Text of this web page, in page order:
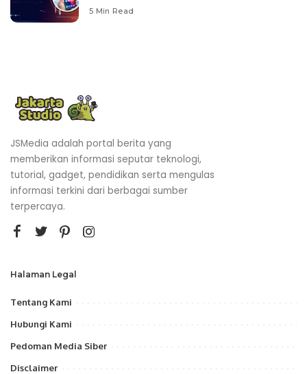
5 Min Read
JSMedia adalah portal berita yang
memberikan informasi seputar teknologi,
tutorial, gadget, pendidikan serta mengulas
informasi terkini dari berbagai sumber
terpercaya.
Halaman Legal
Tentang Kami
Hubungi Kami
Pedoman Media Siber
Disclaimer